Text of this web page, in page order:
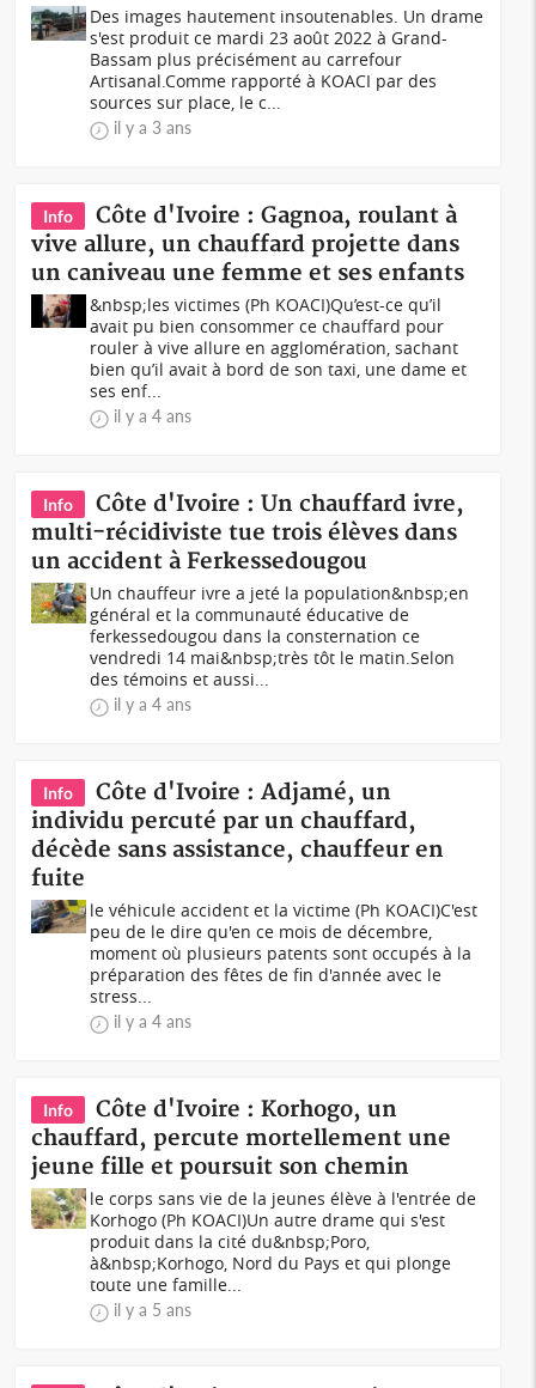
Des images hautement insoutenables. Un drame
s'est produit ce mardi 23 août 2022 à Grand-
Bassam plus précisément au carrefour
Artisanal.Comme rapporté à KOACI par des
sources sur place, le c...
il y a 3 ans
Info
Côte d'Ivoire : Gagnoa, roulant à
vive allure, un chauffard projette dans
un caniveau une femme et ses enfants
&nbsp;les victimes (Ph KOACI)Qu’est-ce qu’il
avait pu bien consommer ce chauffard pour
rouler à vive allure en agglomération, sachant
bien qu’il avait à bord de son taxi, une dame et
ses enf...
il y a 4 ans
Info
Côte d'Ivoire : Un chauffard ivre,
multi-récidiviste tue trois élèves dans
un accident à Ferkessedougou
Un chauffeur ivre a jeté la population&nbsp;en
général et la communauté éducative de
ferkessedougou dans la consternation ce
vendredi 14 mai&nbsp;très tôt le matin.Selon
des témoins et aussi...
il y a 4 ans
Info
Côte d'Ivoire : Adjamé, un
individu percuté par un chauffard,
décède sans assistance, chauffeur en
fuite
le véhicule accident et la victime (Ph KOACI)C'est
peu de le dire qu'en ce mois de décembre,
moment où plusieurs patents sont occupés à la
préparation des fêtes de fin d'année avec le
stress...
il y a 4 ans
Info
Côte d'Ivoire : Korhogo, un
chauffard, percute mortellement une
jeune fille et poursuit son chemin
le corps sans vie de la jeunes élève à l'entrée de
Korhogo (Ph KOACI)Un autre drame qui s'est
produit dans la cité du&nbsp;Poro,
à&nbsp;Korhogo, Nord du Pays et qui plonge
toute une famille...
il y a 5 ans